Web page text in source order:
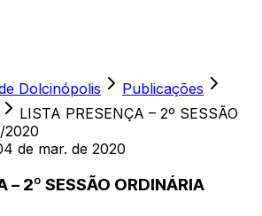
Dolcinópolis
Publicações
LISTA PRESENÇA – 2º SESSÃO
2020
de mar. de 2020
– 2º SESSÃO ORDINÁRIA